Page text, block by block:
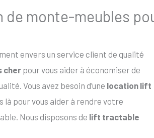
monte-meubles
envers un service client de qualité
cher pour vous aider à économiser de
Vous avez besoin d’une location lift
là pour vous aider à rendre votre
Nous disposons de lift tractable